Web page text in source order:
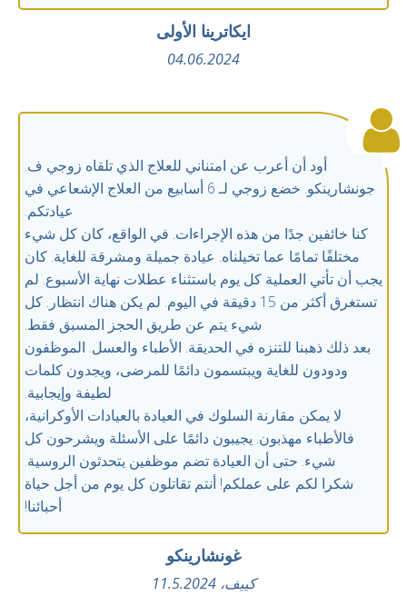
ايكاترينا الأولى
04.06.2024
أود أن أعرب عن امتناني للعلاج الذي تلقاه زوجي ف.
جونشارينكو. خضع زوجي لـ 6 أسابيع من العلاج الإشعاعي في
عيادتكم.
كنا خائفين جدًا من هذه الإجراءات. في الواقع، كان كل شيء
مختلفًا تمامًا عما تخيلناه. عيادة جميلة ومشرقة للغاية. كان
يجب أن تأتي العملية كل يوم باستثناء عطلات نهاية الأسبوع. لم
تستغرق أكثر من 15 دقيقة في اليوم. لم يكن هناك انتظار. كل
شيء يتم عن طريق الحجز المسبق فقط.
بعد ذلك ذهبنا للتنزه في الحديقة. الأطباء والعسل. الموظفون
ودودون للغاية ويبتسمون دائمًا للمرضى، ويجدون كلمات
لطيفة وإيجابية.
لا يمكن مقارنة السلوك في العيادة بالعيادات الأوكرانية،
فالأطباء مهذبون. يجيبون دائمًا على الأسئلة ويشرحون كل
شيء. حتى أن العيادة تضم موظفين يتحدثون الروسية.
شكرا لكم على عملكم! أنتم تقاتلون كل يوم من أجل حياة
أحبائنا!
غونشارينكو
كييف، 11.5.2024